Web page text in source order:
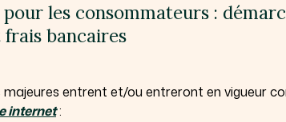
les consommateurs :
bancaires
entrent et/ou entreront en vigueur
internet: